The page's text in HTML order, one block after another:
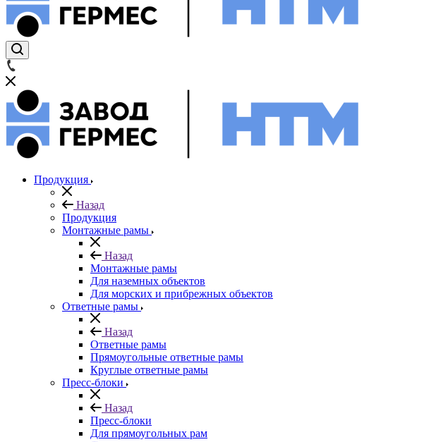
Продукция
Назад
Продукция
Монтажные рамы
Назад
Монтажные рамы
Для наземных объектов
Для морских и прибрежных объектов
Ответные рамы
Назад
Ответные рамы
Прямоугольные ответные рамы
Круглые ответные рамы
Пресс-блоки
Назад
Пресс-блоки
Для прямоугольных рам